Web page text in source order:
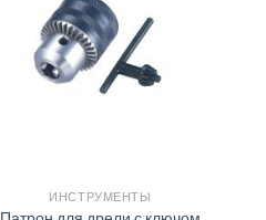
ИНСТРУМЕНТЫ